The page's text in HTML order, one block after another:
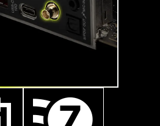
silencio del ventilador. La
hace que los ventiladores
para garantizar que tu
silencioso, sin importar
128
Gbps
64
Gbps
PCI-E 5.0.